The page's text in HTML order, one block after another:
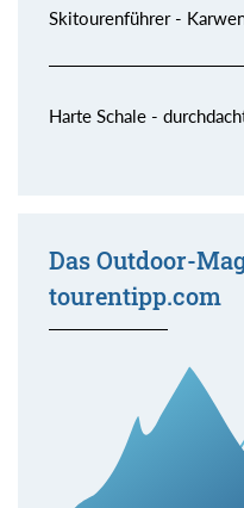
Skitourenführer -
Harte Schale -
Das Outdoor-
tourentipp.com